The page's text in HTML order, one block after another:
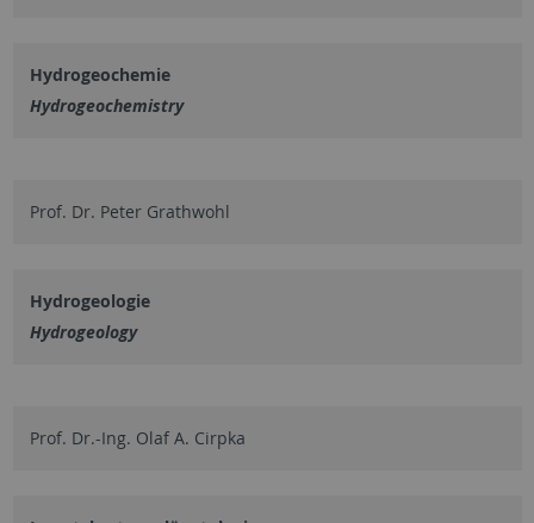
Hydrogeochemie
Hydrogeochemistry
Prof. Dr. Peter Grathwohl
Hydrogeologie
Hydrogeology
Prof. Dr.-Ing. Olaf A. Cirpka